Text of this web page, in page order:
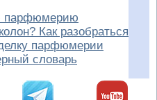
парфюмерию
Как разобраться
парфюмерии
словарь